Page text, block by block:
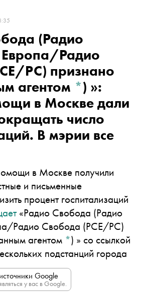
(Радио
Радио
PC) признано
агентом *) »:
в Москве дали
число
В мэрии все
в Москве получили
и письменные
процент госпитализаций
«Радио Свобода (Радио
Радио Свобода (PCE/PC)
агентом *) » со ссылкой
подстанций города
Google
у вас в Google.